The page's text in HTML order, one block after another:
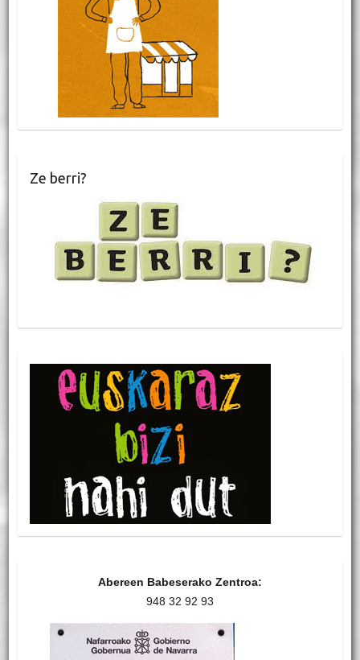
Ze berri?
Abereen Babeserako Zentroa:
948 32 92 93